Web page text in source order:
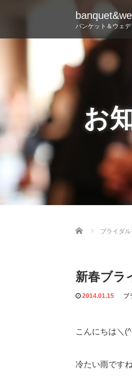
バンケット＆ウェ
お
Home ブライダ
新春ブ
2014.01.15 ブ
こんにちは＼
冷たい雨です